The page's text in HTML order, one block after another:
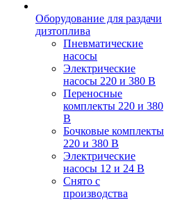
Оборудование для раздачи
дизтоплива
Пневматические
насосы
Электрические
насосы 220 и 380 В
Переносные
комплекты 220 и 380
В
Бочковые комплекты
220 и 380 В
Электрические
насосы 12 и 24 В
Снято с
производства